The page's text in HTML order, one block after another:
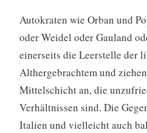
Autokraten wie Orban und
oder Weidel oder Gauland
einerseits die Leerstelle der
Althergebrachtem und
Mittelschicht an, die
Verhältnissen sind. Die
Italien und vielleicht auch